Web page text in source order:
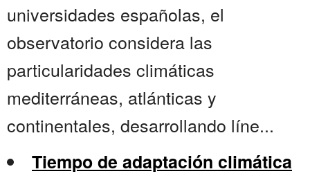
universidades españolas, el
observatorio considera las
particularidades climáticas
mediterráneas, atlánticas y
continentales, desarrollando líne...
Tiempo de adaptación climática